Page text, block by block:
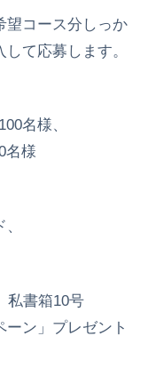
望コース分しっか
て応募します。
名様、
名様
書箱10号
ーン」プレゼント